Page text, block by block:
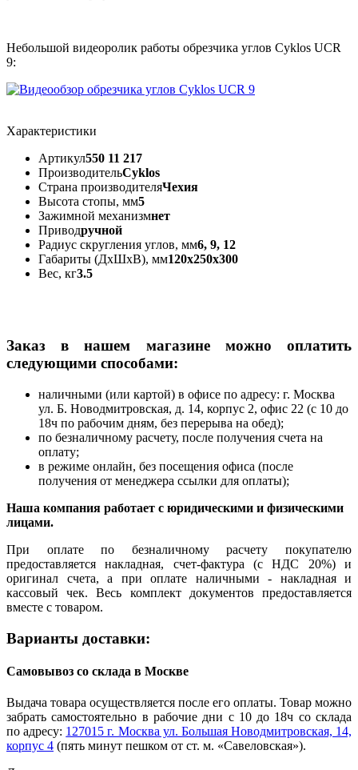
Небольшой видеоролик работы обрезчика углов Cyklos UCR
9:
Характеристики
Артикул550 11 217
ПроизводительCyklos
Страна производителяЧехия
Высота стопы, мм5
Зажимной механизмнет
Приводручной
Радиус скругления углов, мм6, 9, 12
Габариты (ДхШхВ), мм120х250х300
Вес, кг3.5
Заказ в нашем магазине можно оплатить
следующими способами:
наличными (или картой) в офисе по адресу: г. Москва
ул. Б. Новодмитровская, д. 14, корпус 2, офис 22 (с 10 до
18ч по рабочим дням, без перерыва на обед);
по безналичному расчету, после получения счета на
оплату;
в режиме онлайн, без посещения офиса (после
получения от менеджера ссылки для оплаты);
Наша компания работает с юридическими и физическими
лицами.
При оплате по безналичному расчету покупателю
предоставляется накладная, счет-фактура (с НДС 20%) и
оригинал счета, а при оплате наличными - накладная и
кассовый чек. Весь комплект документов предоставляется
вместе с товаром.
Варианты доставки:
Самовывоз со склада в Москве
Выдача товара осуществляется после его оплаты. Товар можно
забрать самостоятельно в рабочие дни с 10 до 18ч со склада
по адресу: 127015 г. Москва ул. Большая Новодмитровская, 14,
корпус 4 (пять минут пешком от ст. м. «Савеловская»).